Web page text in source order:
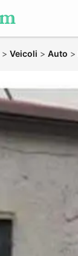
> Veicoli > Auto >